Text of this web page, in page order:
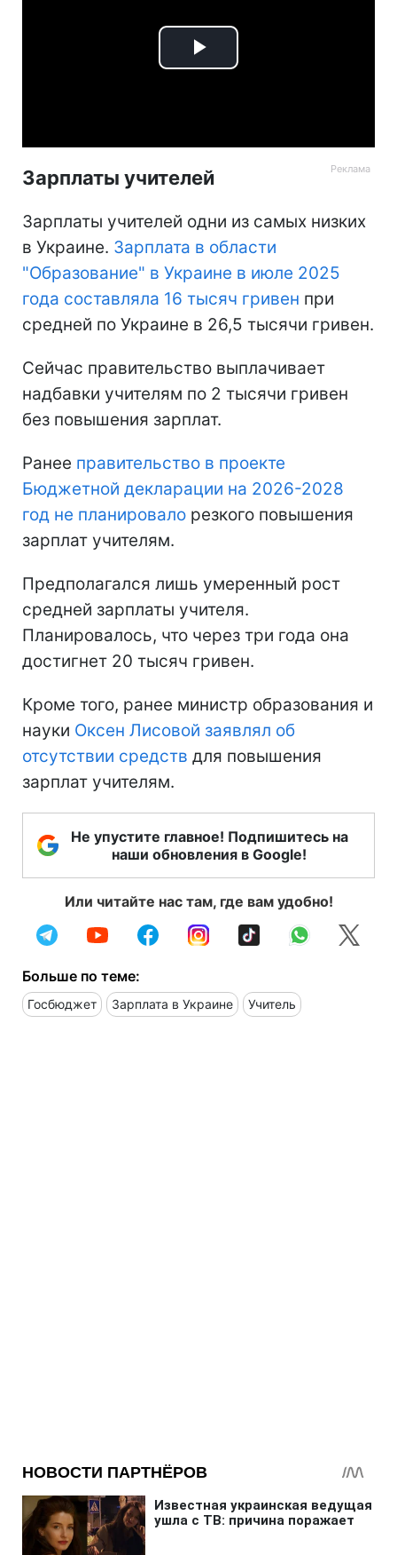
Play
Зарплаты учителей
Зарплаты учителей одни из самых низких
в Украине. Зарплата в области
"Образование" в Украине в июле 2025
года составляла 16 тысяч гривен при
средней по Украине в 26,5 тысячи гривен.
Сейчас правительство выплачивает
надбавки учителям по 2 тысячи гривен
без повышения зарплат.
Ранее правительство в проекте
Бюджетной декларации на 2026-2028
год не планировало резкого повышения
зарплат учителям.
Предполагался лишь умеренный рост
средней зарплаты учителя.
Планировалось, что через три года она
достигнет 20 тысяч гривен.
Кроме того, ранее министр образования и
науки Оксен Лисовой заявлял об
отсутствии средств для повышения
зарплат учителям.
Не упустите главное! Подпишитесь на
наши обновления в Google!
Или читайте нас там, где вам удобно!
Больше по теме:
Госбюджет Зарплата в Украине Учитель